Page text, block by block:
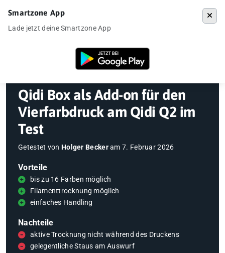
»3D-Drucker»
Qidi Box als Add-on für den
Vierfarbdruck am Qidi Q2 im
Test
Getestet von Holger Beckeram7. Februar 2026
Vorteile
bis zu 16 Farben möglich
Filamenttrocknung möglich
einfaches Handling
Nachteile
aktive Trocknung nicht während des Druckens
gelegentliche Staus am Auswurf
Smartzone App
Lade jetzt deine Smartzone App